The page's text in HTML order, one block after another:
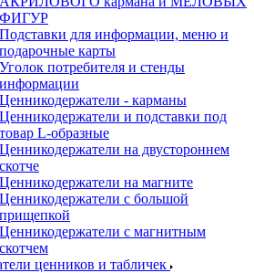
ФИГУР
Подставки для информации, меню и
подарочные карты
Уголок потребителя и стенды
информации
Ценникодержатели - карманы
Ценникодержатели и подставки под
товар L-образные
Ценникодержатели на двустороннем
скотче
Ценникодержатели на магните
Ценникодержатели с большой
прищепкой
Ценникодержатели с магнитным
скотчем
ценников и табличек